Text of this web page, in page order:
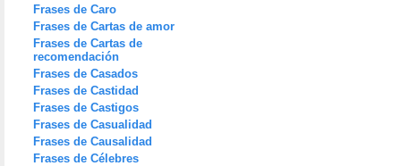
Frases de Caro
Frases de Cartas de amor
Frases de Cartas de
recomendación
Frases de Casados
Frases de Castidad
Frases de Castigos
Frases de Casualidad
Frases de Causalidad
Frases de Célebres